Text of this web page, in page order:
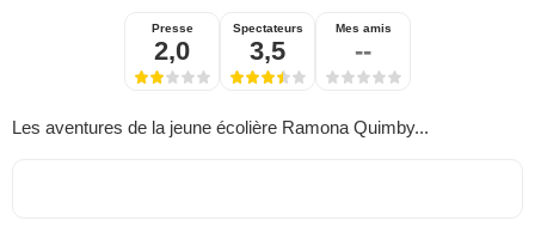
Presse
2,0
Spectateurs
3,5
Mes amis
--
Les aventures de la jeune écolière Ramona Quimby...